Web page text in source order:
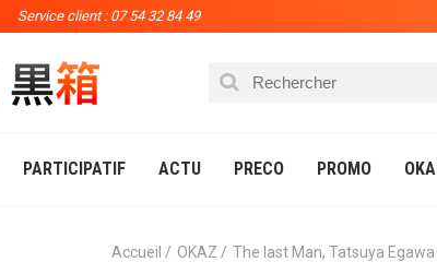
Service client : 07 54 32 84 49
PARTICIPATIF ACTU PRECO PROMO
Accueil OKAZ The last Man, Tatsuya Egawa